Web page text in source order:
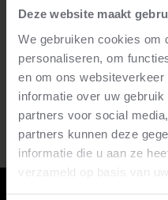
Deze website maakt
We gebruiken cookies om
personaliseren, om
en om ons
informatie over uw
partners voor social
partners kunnen deze
informatie die u aan ze
verzameld op basis van
uitgevoerd door
jeugdkoren
zo. 29 maart 2026 14:15
TivoliVredenburg Utrecht
Verlang je naar bezinning
Matthäus en de kracht van
bestel kaarten⮫